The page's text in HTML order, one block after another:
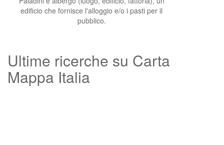
edificio che fornisce l'alloggio e/o i pasti per il
pubblico.
Ultime ricerche su Carta
Mappa Italia